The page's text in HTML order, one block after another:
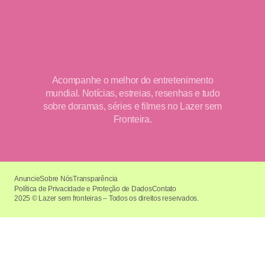
Acompanhe o melhor do entretenimento
mundial. Notícias, estreias, resenhas e tudo
sobre doramas, séries e filmes no Lazer sem
Fronteira.
2025 © Lazer sem fronteiras – Todos os direitos reservados.
AnuncieSobre NósTransparência
Política de Privacidade e Proteção de DadosContato